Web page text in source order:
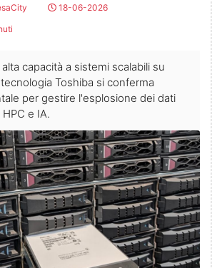
18-06-2026
capacità a sistemi scalabili su
Toshiba si conferma
per gestire l'esplosione dei dati
e IA.